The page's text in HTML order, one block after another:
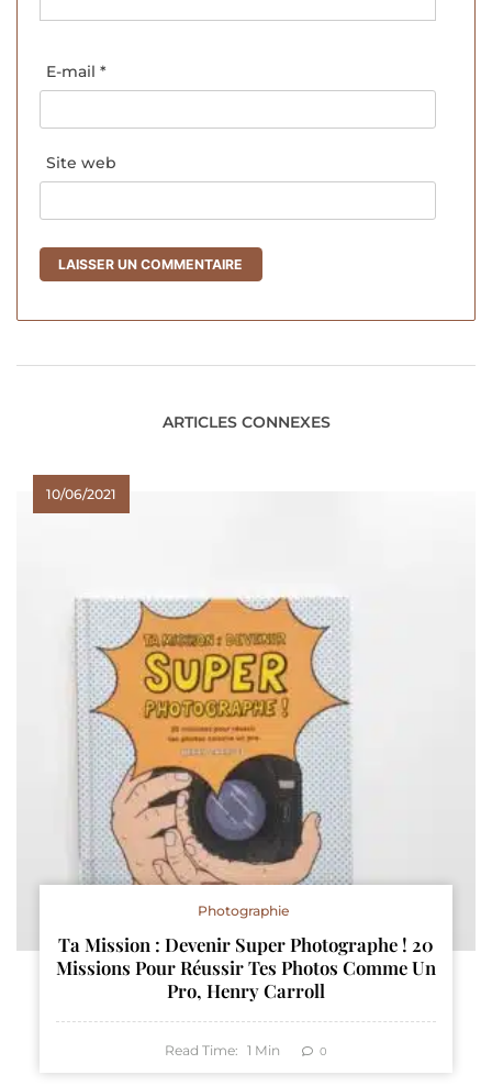
E-mail *
Site web
ARTICLES CONNEXES
10/06/2021
Photographie
Ta Mission : Devenir Super Photographe ! 20
Missions Pour Réussir Tes Photos Comme Un
Pro, Henry Carroll
Read Time: 1 Min 0